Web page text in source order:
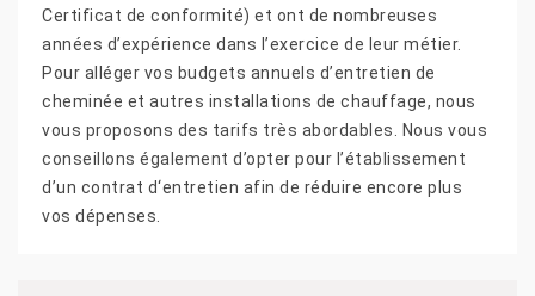
Certificat de conformité) et ont de nombreuses
années d’expérience dans l’exercice de leur métier.
Pour alléger vos budgets annuels d’entretien de
cheminée et autres installations de chauffage, nous
vous proposons des tarifs très abordables. Nous vous
conseillons également d’opter pour l’établissement
d’un contrat d‘entretien afin de réduire encore plus
vos dépenses.